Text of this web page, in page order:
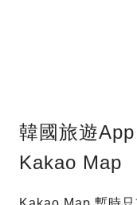
韓國旅遊
Kakao Map